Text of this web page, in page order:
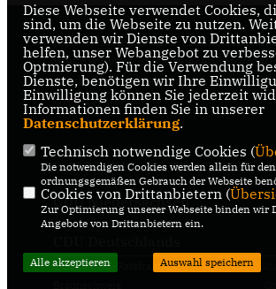
Internetseite der CDU-Fraktion im Rat
Braunschweig, mit aktuellen
um die Kommunalpolitik in der
Niedersachsens.
IMPRESSUM DATENSCHUTZ
CDU Niedersachsen
@2026 CDU-Ratsfraktion
Realisation:
Diese Webseite verwendet Cookies,
sind, um die Webseite zu nutzen.
verwenden wir Dienste von
helfen, unser Webangebot zu
Optmierung). Für die Verwendung
Dienste, benötigen wir Ihre
Einwilligung können Sie jederzeit
Informationen finden Sie in unserer
Datenschutzerklärung.
Technisch notwendige Cookies (
Die notwendigen Cookies werden allein für den
ordnungsgemäßen Gebrauch der Webseite
Cookies von Drittanbietern (
Zur Optimierung unserer Webseite binden wir
Angebote von Drittanbietern ein.
Alle akzeptieren Auswahl speichern